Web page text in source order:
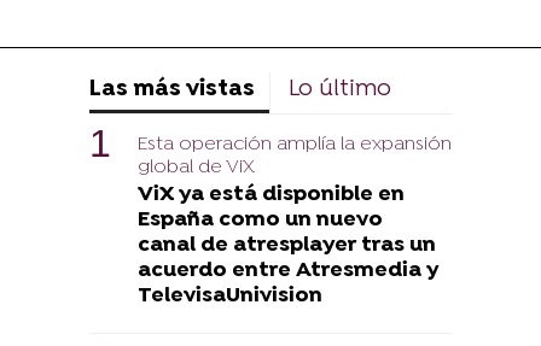
Las más vistas Lo último
Esta operación amplía la expansión
global de ViX
ViX ya está disponible en
España como un nuevo
canal de atresplayer tras un
acuerdo entre Atresmedia y
TelevisaUnivision